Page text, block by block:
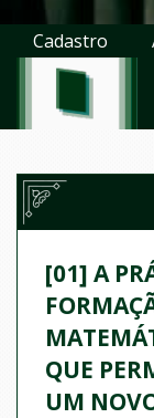
Cadastro
[01] A
QUE
UM